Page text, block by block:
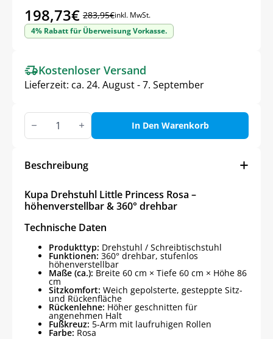
283,95€
Ursprünglicher
Preis
283,95€
198,73€
Aktueller
Preis
198,73€.
inkl. MwSt.
4% Rabatt für Überweisung Vorkasse.
Kostenloser Versand
Lieferzeit: ca. 24. August - 7. September
Kupa
Drehstuhl
Little
Menge
In Den Warenkorb
Beschreibung
Kupa Drehstuhl Little Princess Rosa –
höhenverstellbar & 360° drehbar
Technische Daten
Produkttyp: Drehstuhl / Schreibtischstuhl
Funktionen: 360° drehbar, stufenlos
höhenverstellbar
Maße (ca.): Breite 60 cm × Tiefe 60 cm × Höhe 86
cm
Sitzkomfort: Weich gepolsterte, gesteppte Sitz-
und Rückenfläche
Rückenlehne: Höher geschnitten für
angenehmen Halt
Fußkreuz: 5-Arm mit laufruhigen Rollen
Farbe: Rosa